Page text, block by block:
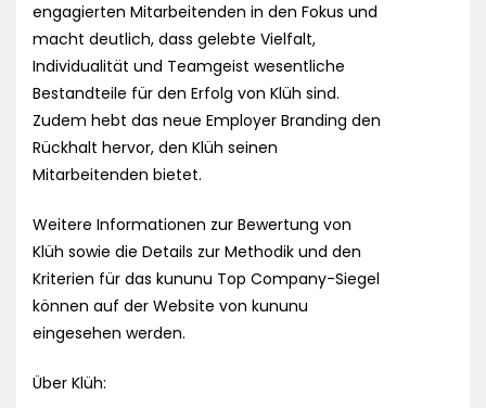
engagierten Mitarbeitenden in den Fokus und
macht deutlich, dass gelebte Vielfalt,
Individualität und Teamgeist wesentliche
Bestandteile für den Erfolg von Klüh sind.
Zudem hebt das neue Employer Branding den
Rückhalt hervor, den Klüh seinen
Mitarbeitenden bietet.
Weitere Informationen zur Bewertung von
Klüh sowie die Details zur Methodik und den
Kriterien für das kununu Top Company-Siegel
können auf der Website von kununu
eingesehen werden.
Über Klüh: